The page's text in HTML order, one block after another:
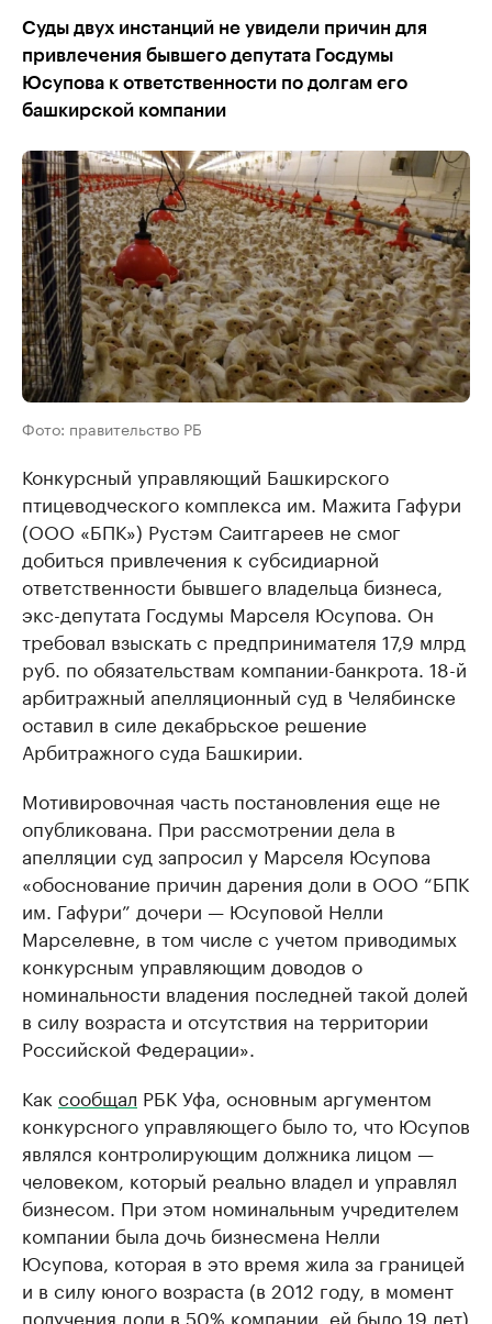
Суды двух инстанций не увидели причин для
привлечения бывшего депутата Госдумы
Юсупова к ответственности по долгам его
башкирской компании
Фото: правительство РБ
Конкурсный управляющий Башкирского
птицеводческого комплекса им. Мажита Гафури
(ООО «БПК») Рустэм Саитгареев не смог
добиться привлечения к субсидиарной
ответственности бывшего владельца бизнеса,
экс-депутата Госдумы Марселя Юсупова. Он
требовал взыскать с предпринимателя 17,9 млрд
руб. по обязательствам компании-банкрота. 18-й
арбитражный апелляционный суд в Челябинске
оставил в силе декабрьское решение
Арбитражного суда Башкирии.
Мотивировочная часть постановления еще не
опубликована. При рассмотрении дела в
апелляции суд запросил у Марселя Юсупова
«обоснование причин дарения доли в ООО “БПК
им. Гафури” дочери — Юсуповой Нелли
Марселевне, в том числе с учетом приводимых
конкурсным управляющим доводов о
номинальности владения последней такой долей
в силу возраста и отсутствия на территории
Российской Федерации».
Как сообщал РБК Уфа, основным аргументом
конкурсного управляющего было то, что Юсупов
являлся контролирующим должника лицом —
человеком, который реально владел и управлял
бизнесом. При этом номинальным учредителем
компании была дочь бизнесмена Нелли
Юсупова, которая в это время жила за границей
и в силу юного возраста (в 2012 году, в момент
получения доли в 50% компании, ей было 19 лет)